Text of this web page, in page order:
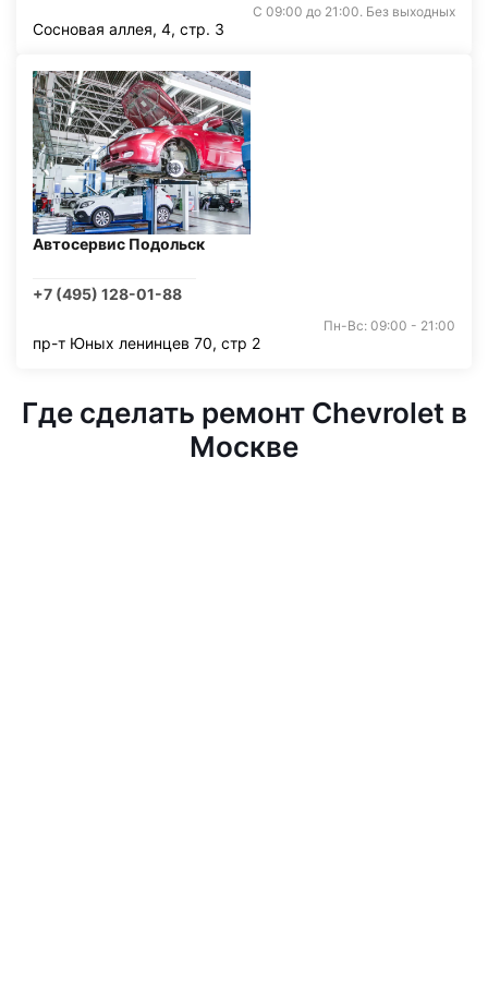
С 09:00 до 21:00. Без выходных
Сосновая аллея, 4, стр. 3
Автосервис Подольск
+7 (495) 128-01-88
Пн-Вс: 09:00 - 21:00
пр-т Юных ленинцев 70, стр 2
Где сделать ремонт Chevrolet в
Москве